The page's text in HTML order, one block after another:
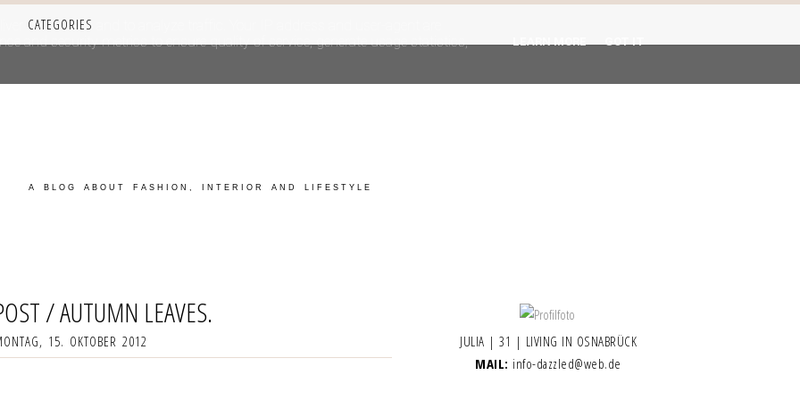
CATEGORIES
A BLOG ABOUT FASHION, INTERIOR AND LIFESTYLE
/ AUTUMN LEAVES.
15. OKTOBER 2012
JULIA | 31 | LIVING IN OSNABRÜCK
MAIL: info-dazzled@web.de
its services and to analyze traffic. Your IP address and user-agent are
and security metrics to ensure quality of service, generate usage statistics,
LEARN MORE GOT IT